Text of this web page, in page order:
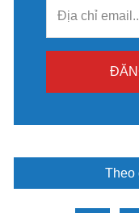
Theo